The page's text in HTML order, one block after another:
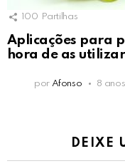
100 Partilhas
Aplicações para
hora de as utilizar
por Afonso 8
DEIXE